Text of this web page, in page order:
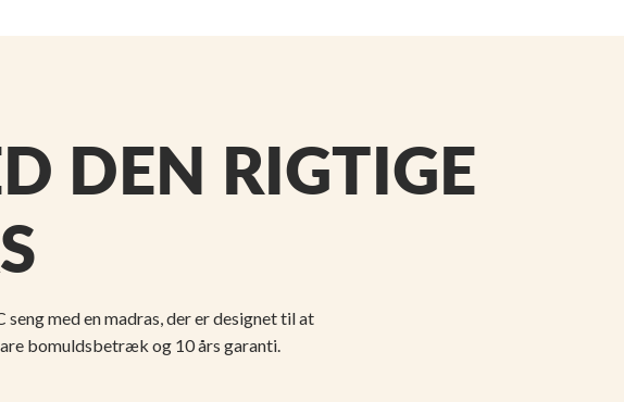
DEN RIGTIGE
med en madras, der er designet til at
bomuldsbetræk og 10 års garanti.